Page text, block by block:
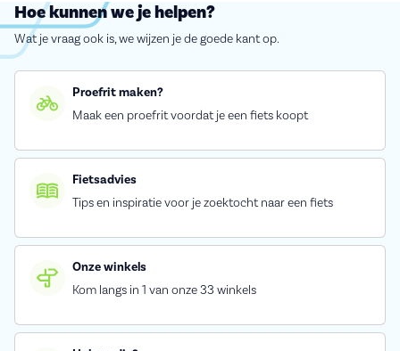
Hoe kunnen we je helpen?
Wat je vraag ook is, we wijzen je de goede kant op.
Proefrit maken?
Maak een proefrit voordat je een fiets koopt
Fietsadvies
Tips en inspiratie voor je zoektocht naar een fiets
Onze winkels
Kom langs in 1 van onze 33 winkels